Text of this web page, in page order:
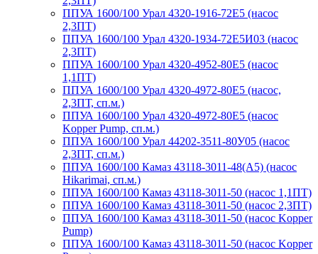
ППУА 1600/100 Урал 4320-1916-72Е5 (насос
2,3ПТ)
ППУА 1600/100 Урал 4320-1934-72Е5И03 (насос
2,3ПТ)
ППУА 1600/100 Урал 4320-4952-80Е5 (насос
1,1ПТ)
ППУА 1600/100 Урал 4320-4972-80Е5 (насос,
2,3ПТ, сп.м.)
ППУА 1600/100 Урал 4320-4972-80Е5 (насос
Kopper Pump, сп.м.)
ППУА 1600/100 Урал 44202-3511-80У05 (насос
2,3ПТ, сп.м.)
ППУА 1600/100 Камаз 43118-3011-48(А5) (насос
Hikarimai, сп.м.)
ППУА 1600/100 Камаз 43118-3011-50 (насос 1,1ПТ)
ППУА 1600/100 Камаз 43118-3011-50 (насос 2,3ПТ)
ППУА 1600/100 Камаз 43118-3011-50 (насос Kopper
Pump)
ППУА 1600/100 Камаз 43118-3011-50 (насос Kopper